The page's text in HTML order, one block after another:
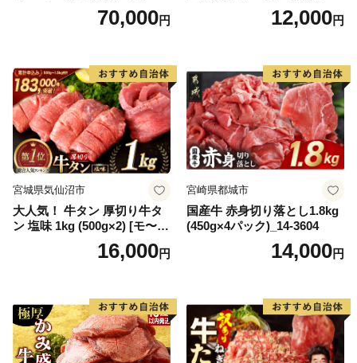
キ ブランド肉 ヒレ肉 フィレ
肉 ジューシー ヘルシー】(H0
70,000円 12,000円
宮城県気仙沼市
大人気！ 牛タン 厚切り牛タ
ン 塩味 1kg (500g×2) [モ〜ラ
ンド 宮城県 気仙沼市 205646
60] 肉 牛肉 精肉 牛たん 牛タ
厚切り タン
16,000円
宮崎県都城市
国産牛 赤身切り落とし1.8kg
(450g×4パック)_14-3604
14,000円